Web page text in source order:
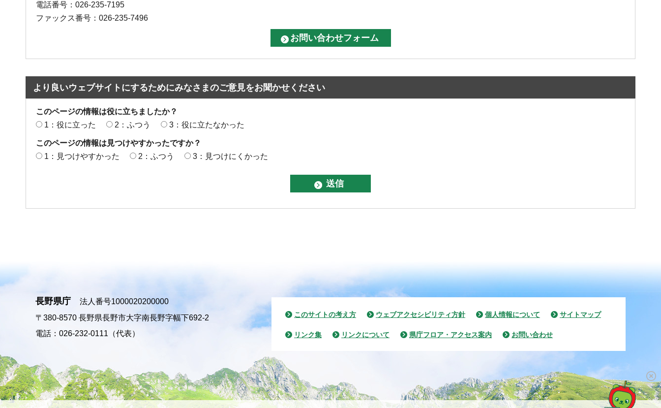
電話番号：026-235-7195
ファックス番号：026-235-7496
より良いウェブサイトにするためにみなさまのご意見をお聞かせください
このページの情報は役に立ちましたか？
1：役に立った
2：ふつう 3：役に立たなかった
このページの情報は見つけやすかったですか？
1：見つけやすかった
2：ふつう 3：見つけにくかった
長野県庁
法人番号1000020200000
〒380-8570 長野県長野市大字南長野字幅下692-2
電話：026-232-0111（代表）
このサイトの考え方 ウェブアクセシビリティ方針 個人情報について サイトマップ
リンク集 リンクについて 県庁フロア・アクセス案内 お問い合わせ